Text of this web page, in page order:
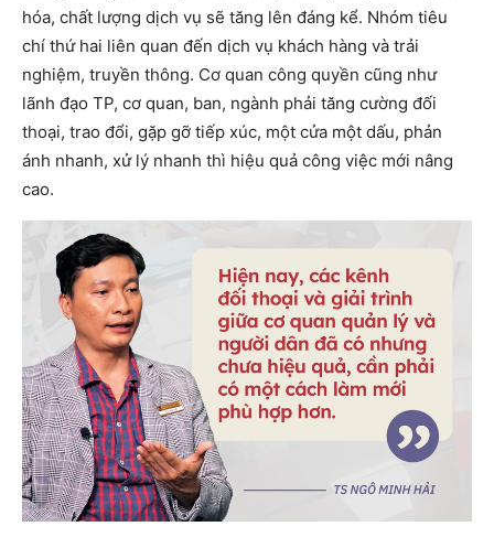
hóa, chất lượng dịch vụ sẽ tăng lên đáng kể. Nhóm tiêu
chí thứ hai liên quan đến dịch vụ khách hàng và trải
nghiệm, truyền thông. Cơ quan công quyền cũng như
lãnh đạo TP, cơ quan, ban, ngành phải tăng cường đối
thoại, trao đổi, gặp gỡ tiếp xúc, một cửa một dấu, phản
ánh nhanh, xử lý nhanh thì hiệu quả công việc mới nâng
cao.